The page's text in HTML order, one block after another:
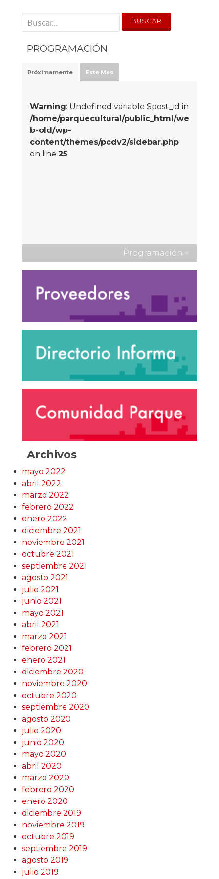
' . __('Search for:') . '
PROGRAMACIÓN
Próximamente Este Mes
Warning: Undefined variable $post_id in
/home/parquecultural/public_html/we
b-old/wp-
content/themes/pcdv2/sidebar.php
on line 25
Programación +
Archivos
mayo 2022
abril 2022
marzo 2022
febrero 2022
enero 2022
diciembre 2021
noviembre 2021
octubre 2021
septiembre 2021
agosto 2021
julio 2021
junio 2021
mayo 2021
abril 2021
marzo 2021
febrero 2021
enero 2021
diciembre 2020
noviembre 2020
octubre 2020
septiembre 2020
agosto 2020
julio 2020
junio 2020
mayo 2020
abril 2020
marzo 2020
febrero 2020
enero 2020
diciembre 2019
noviembre 2019
octubre 2019
septiembre 2019
agosto 2019
julio 2019